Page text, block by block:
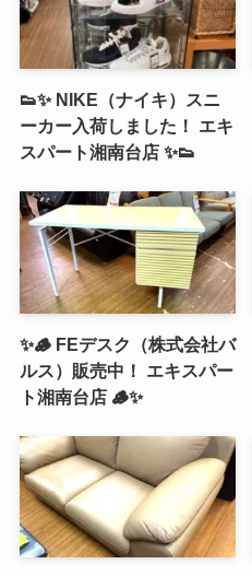
👟✨ NIKE（ナイキ）スニ
ーカー入荷しました！ エキ
スパート湘南台店 ✨👟
✨🪵 FEデスク（株式会社バ
ルス）販売中！ エキスパー
ト湘南台店 🪵✨